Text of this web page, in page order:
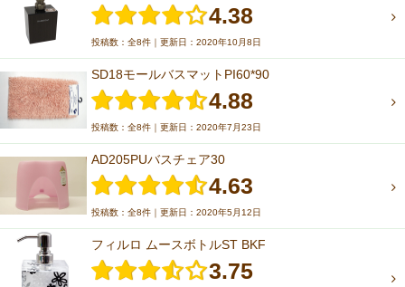
4.38
投稿数：全8件｜更新日：2020年10月8日
SD18モールバスマットPI60*90
4.88
投稿数：全8件｜更新日：2020年7月23日
AD205PUバスチェア30
4.63
投稿数：全8件｜更新日：2020年5月12日
フィルロ ムースボトルST BKF
3.75